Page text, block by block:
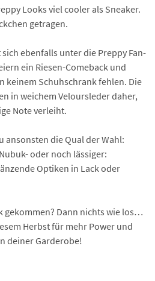
Looks viel cooler als Sneaker.
getragen.
ebenfalls unter die Preppy Fan-
ein Riesen-Comeback und
keinem Schuhschrank fehlen. Die
in weichem Veloursleder daher,
Note verleiht.
ansonsten die Qual der Wahl:
oder noch lässiger:
Optiken in Lack oder
gekommen? Dann nichts wie los…
Herbst für mehr Power und
deiner Garderobe!